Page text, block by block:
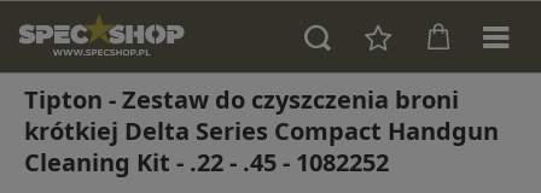
Tipton - Zestaw do czyszczenia broni
krótkiej Delta Series Compact Handgun
Cleaning Kit - .22 - .45 - 1082252